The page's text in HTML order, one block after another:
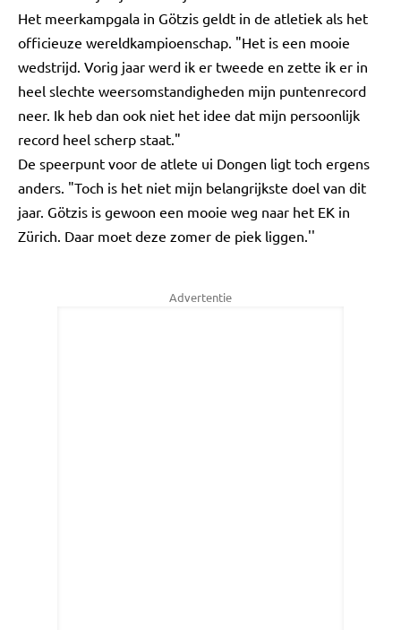
Het meerkampgala in Götzis geldt in de atletiek als het
officieuze wereldkampioenschap. "Het is een mooie
wedstrijd. Vorig jaar werd ik er tweede en zette ik er in
heel slechte weersomstandigheden mijn puntenrecord
neer. Ik heb dan ook niet het idee dat mijn persoonlijk
record heel scherp staat."
De speerpunt voor de atlete ui Dongen ligt toch ergens
anders. "Toch is het niet mijn belangrijkste doel van dit
jaar. Götzis is gewoon een mooie weg naar het EK in
Zürich. Daar moet deze zomer de piek liggen.''
Advertentie